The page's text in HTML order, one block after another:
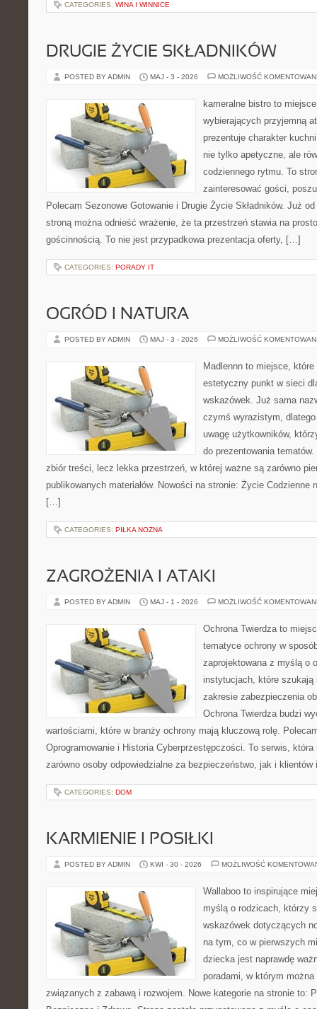
CATEGORIES: WINA I WINNICE
DRUGIE ŻYCIE SKŁADNIKÓW
POSTED BY ADMIN MAJ - 3 - 2026 MOŻLIWOŚĆ
kameralne bistro to
wybierających przyjemną
prezentuje charakter
nie tylko apetyczne, ale
codziennego rytmu. To
zainteresować gości,
Polecam Sezonowe Gotowanie i Drugie Życie Składników. Już
stroną można odnieść wrażenie, że ta przestrzeń stawia na
gościnnością. To nie jest przypadkowa prezentacja oferty, […]
CATEGORIES: PORADY IT
OGRÓD I NATURA
POSTED BY ADMIN MAJ - 3 - 2026 MOŻLIWOŚĆ
Madlennn to miejsce,
estetyczny punkt w sieci
wskazówek. Już sama
czymś wyrazistym,
uwagę użytkowników,
do prezentowania
zbiór treści, lecz lekka przestrzeń, w której ważne są zarówno
publikowanych materiałów. Nowości na stronie: Życie Codzienne
[…]
CATEGORIES: PIŁKA NOŻNA
ZAGROŻENIA I ATAKI
POSTED BY ADMIN MAJ - 1 - 2026 MOŻLIWOŚĆ
Ochrona Twierdza to
tematyce ochrony w
zaprojektowana z myślą o
instytucjach, które szukają
zakresie zabezpieczenia
Ochrona Twierdza budzi
wartościami, które w branży ochrony mają kluczową rolę.
Oprogramowanie i Historia Cyberprzestępczości. To serwis,
zarówno osoby odpowiedzialne za bezpieczeństwo, jak i
CATEGORIES: DOM
KARMIENIE I POSIŁKI
POSTED BY ADMIN KWI - 30 - 2026 MOŻLIWOŚĆ
Wallaboo to inspirujące
myślą o rodzicach, którzy
wskazówek dotyczących
na tym, co w pierwszych
dziecka jest naprawdę
poradami, w którym
związanych z zabawą i rozwojem. Nowe kategorie na stronie to: